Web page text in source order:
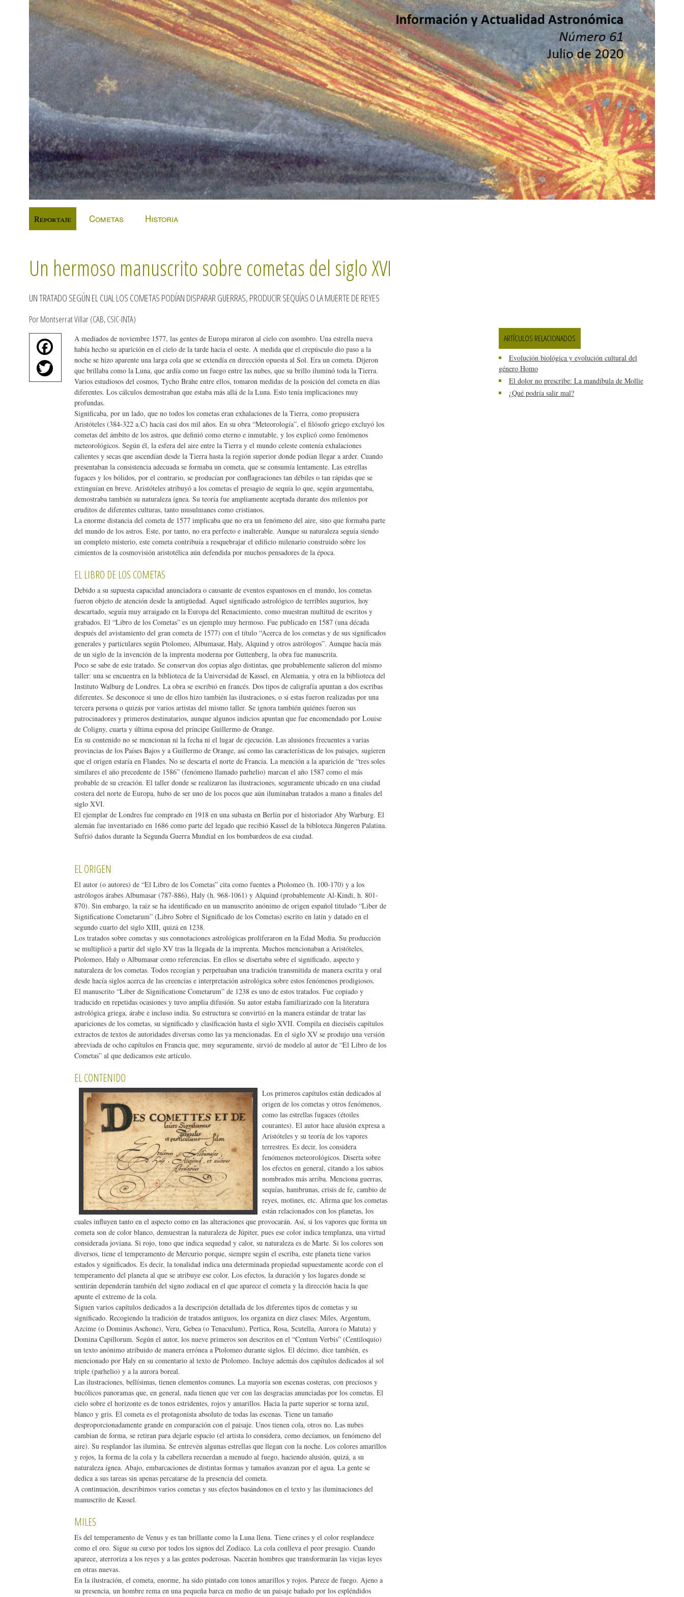
Reportaje Cometas Historia
Un hermoso manuscrito sobre cometas del siglo XVI
UN TRATADO SEGÚN EL CUAL LOS COMETAS PODÍAN DISPARAR GUERRAS, PRODUCIR SEQUÍAS O LA MUERTE DE REYES
Por Montserrat Villar (CAB, CSIC-INTA)
bo
wi
A mediados de noviembre 1577, las gentes de Europa miraron al cielo con asombro. Una estrella nueva
había hecho su aparición en el cielo de la tarde hacia el oeste. A medida que el crepúsculo dio paso a la
noche se hizo aparente una larga cola que se extendía en dirección opuesta al Sol. Era un cometa. Dijeron
que brillaba como la Luna, que ardía como un fuego entre las nubes, que su brillo iluminó toda la Tierra.
Varios estudiosos del cosmos, Tycho Brahe entre ellos, tomaron medidas de la posición del cometa en días
diferentes. Los cálculos demostraban que estaba más allá de la Luna. Esto tenía implicaciones muy
profundas.
Significaba, por un lado, que no todos los cometas eran exhalaciones de la Tierra, como propusiera
Aristóteles (384-322 a.C) hacía casi dos mil años. En su obra “Meteorología”, el filósofo griego excluyó los
cometas del ámbito de los astros, que definió como eterno e inmutable, y los explicó como fenómenos
meteorológicos. Según él, la esfera del aire entre la Tierra y el mundo celeste contenía exhalaciones
calientes y secas que ascendían desde la Tierra hasta la región superior donde podían llegar a arder. Cuando
presentaban la consistencia adecuada se formaba un cometa, que se consumía lentamente. Las estrellas
fugaces y los bólidos, por el contrario, se producían por conflagraciones tan débiles o tan rápidas que se
extinguían en breve. Aristóteles atribuyó a los cometas el presagio de sequía lo que, según argumentaba,
demostraba también su naturaleza ígnea. Su teoría fue ampliamente aceptada durante dos milenios por
eruditos de diferentes culturas, tanto musulmanes como cristianos.
La enorme distancia del cometa de 1577 implicaba que no era un fenómeno del aire, sino que formaba parte
del mundo de los astros. Este, por tanto, no era perfecto e inalterable. Aunque su naturaleza seguía siendo
un completo misterio, este cometa contribuía a resquebrajar el edificio milenario construido sobre los
cimientos de la cosmovisión aristotélica aún defendida por muchos pensadores de la época.
EL LIBRO DE LOS COMETAS
Debido a su supuesta capacidad anunciadora o causante de eventos espantosos en el mundo, los cometas
fueron objeto de atención desde la antigüedad. Aquel significado astrológico de terribles augurios, hoy
descartado, seguía muy arraigado en la Europa del Renacimiento, como muestran multitud de escritos y
grabados. El “Libro de los Cometas” es un ejemplo muy hermoso. Fue publicado en 1587 (una década
después del avistamiento del gran cometa de 1577) con el título “Acerca de los cometas y de sus significados
generales y particulares según Ptolomeo, Albumasar, Haly, Alquind y otros astrólogos”. Aunque hacía más
de un siglo de la invención de la imprenta moderna por Guttenberg, la obra fue manuscrita.
Poco se sabe de este tratado. Se conservan dos copias algo distintas, que probablemente salieron del mismo
taller: una se encuentra en la biblioteca de la Universidad de Kassel, en Alemania, y otra en la biblioteca del
Instituto Walburg de Londres. La obra se escribió en francés. Dos tipos de caligrafía apuntan a dos escribas
diferentes. Se desconoce si uno de ellos hizo también las ilustraciones, o si estas fueron realizadas por una
tercera persona o quizás por varios artistas del mismo taller. Se ignora también quiénes fueron sus
patrocinadores y primeros destinatarios, aunque algunos indicios apuntan que fue encomendado por Louise
de Coligny, cuarta y última esposa del príncipe Guillermo de Orange.
En su contenido no se mencionan ni la fecha ni el lugar de ejecución. Las alusiones frecuentes a varias
provincias de los Países Bajos y a Guillermo de Orange, así como las características de los paisajes, sugieren
que el origen estaría en Flandes. No se descarta el norte de Francia. La mención a la aparición de “tres soles
similares el año precedente de 1586” (fenómeno llamado parhelio) marcan el año 1587 como el más
probable de su creación. El taller donde se realizaron las ilustraciones, seguramente ubicado en una ciudad
costera del norte de Europa, hubo de ser uno de los pocos que aún iluminaban tratados a mano a finales del
siglo XVI.
El ejemplar de Londres fue comprado en 1918 en una subasta en Berlín por el historiador Aby Warburg. El
alemán fue inventariado en 1686 como parte del legado que recibió Kassel de la bibloteca Jüngeren Palatina.
Sufrió daños durante la Segunda Guerra Mundial en los bombardeos de esa ciudad.
EL ORIGEN
El autor (o autores) de “El Libro de los Cometas” cita como fuentes a Ptolomeo (h. 100-170) y a los
astrólogos árabes Albumasar (787-886), Haly (h. 968-1061) y Alquind (probablemente Al-Kindi, h. 801-
870). Sin embargo, la raíz se ha identificado en un manuscrito anónimo de origen español titulado “Liber de
Significatione Cometarum” (Libro Sobre el Significado de los Cometas) escrito en latín y datado en el
segundo cuarto del siglo XIII, quizá en 1238.
Los tratados sobre cometas y sus connotaciones astrológicas proliferaron en la Edad Media. Su producción
se multiplicó a partir del siglo XV tras la llegada de la imprenta. Muchos mencionaban a Aristóteles,
Ptolomeo, Haly o Albumasar como referencias. En ellos se disertaba sobre el significado, aspecto y
naturaleza de los cometas. Todos recogían y perpetuaban una tradición transmitida de manera escrita y oral
desde hacía siglos acerca de las creencias e interpretación astrológica sobre estos fenómenos prodigiosos.
El manuscrito “Liber de Significatione Cometarum” de 1238 es uno de estos tratados. Fue copiado y
traducido en repetidas ocasiones y tuvo amplia difusión. Su autor estaba familiarizado con la literatura
astrológica griega, árabe e incluso india. Su estructura se convirtió en la manera estándar de tratar las
apariciones de los cometas, su significado y clasificación hasta el siglo XVII. Compila en dieciséis capítulos
extractos de textos de autoridades diversas como las ya mencionadas. En el siglo XV se produjo una versión
abreviada de ocho capítulos en Francia que, muy seguramente, sirvió de modelo al autor de “El Libro de los
Cometas” al que dedicamos este artículo.
EL CONTENIDO
Los primeros capítulos están dedicados al
origen de los cometas y otros fenómenos,
como las estrellas fugaces (étoiles
courantes). El autor hace alusión expresa a
Aristóteles y su teoría de los vapores
terrestres. Es decir, los considera
fenómenos meteorológicos. Diserta sobre
los efectos en general, citando a los sabios
nombrados más arriba. Menciona guerras,
sequías, hambrunas, crisis de fe, cambio de
reyes, motines, etc. Afirma que los cometas
están relacionados con los planetas, los
cuales influyen tanto en el aspecto como en las alteraciones que provocarán. Así, si los vapores que forma un
cometa son de color blanco, demuestran la naturaleza de Júpiter, pues ese color indica templanza, una virtud
considerada joviana. Si rojo, tono que indica sequedad y calor, su naturaleza es de Marte. Si los colores son
diversos, tiene el temperamento de Mercurio porque, siempre según el escriba, este planeta tiene varios
estados y significados. Es decir, la tonalidad indica una determinada propiedad supuestamente acorde con el
temperamento del planeta al que se atribuye ese color. Los efectos, la duración y los lugares donde se
sentirán dependerán también del signo zodiacal en el que aparece el cometa y la dirección hacia la que
apunte el extremo de la cola.
Siguen varios capítulos dedicados a la descripción detallada de los diferentes tipos de cometas y su
significado. Recogiendo la tradición de tratados antiguos, los organiza en diez clases: Miles, Argentum,
Azcime (o Dominus Aschone), Veru, Gebea (o Tenaculum), Pertica, Rosa, Scutella, Aurora (o Matuta) y
Domina Capillorum. Según el autor, los nueve primeros son descritos en el “Centum Verbis” (Centiloquio)
un texto anónimo atribuido de manera errónea a Ptolomeo durante siglos. El décimo, dice también, es
mencionado por Haly en su comentario al texto de Ptolomeo. Incluye además dos capítulos dedicados al sol
triple (parhelio) y a la aurora boreal.
Las ilustraciones, bellísimas, tienen elementos comunes. La mayoría son escenas costeras, con preciosos y
bucólicos panoramas que, en general, nada tienen que ver con las desgracias anunciadas por los cometas. El
cielo sobre el horizonte es de tonos estridentes, rojos y amarillos. Hacia la parte superior se torna azul,
blanco y gris. El cometa es el protagonista absoluto de todas las escenas. Tiene un tamaño
desproporcionadamente grande en comparación con el paisaje. Unos tienen cola, otros no. Las nubes
cambian de forma, se retiran para dejarle espacio (el artista lo considera, como decíamos, un fenómeno del
aire). Su resplandor las ilumina. Se entrevén algunas estrellas que llegan con la noche. Los colores amarillos
y rojos, la forma de la cola y la cabellera recuerdan a menudo al fuego, haciendo alusión, quizá, a su
naturaleza ígnea. Abajo, embarcaciones de distintas formas y tamaños avanzan por el agua. La gente se
dedica a sus tareas sin apenas percatarse de la presencia del cometa.
A continuación, describimos varios cometas y sus efectos basándonos en el texto y las iluminaciones del
manuscrito de Kassel.
MILES
Es del temperamento de Venus y es tan brillante como la Luna llena. Tiene crines y el color resplandece
como el oro. Sigue su curso por todos los signos del Zodíaco. La cola conlleva el peor presagio. Cuando
aparece, aterroriza a los reyes y a las gentes poderosas. Nacerán hombres que transformarán las viejas leyes
en otras nuevas.
En la ilustración, el cometa, enorme, ha sido pintado con tonos amarillos y rojos. Parece de fuego. Ajeno a
su presencia, un hombre rema en una pequeña barca en medio de un paisaje bañado por los espléndidos
ARTÍCULOS RELACIONADOS
Evolución biológica y evolución cultural del
género Homo
El dolor no prescribe: La mandíbula de Mollie
¿Qué podría salir mal?